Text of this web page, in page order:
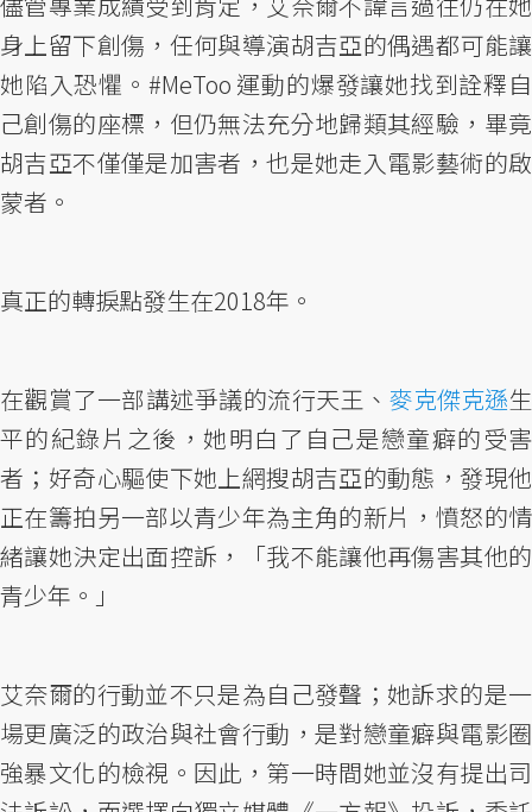
身上留下創傷，任何與導演胡吉亞的偶遇都可能讓
她陷入恐懼。#MeToo 運動的爆發讓她找到詮釋自
己創傷的座標，但仍無法充分地歸類其經驗，畢竟
胡吉亞不僅僅是加害者，也是她走入電影藝術的啟
蒙者。
真正的轉捩點發生在2018年。
在觀賞了一部講述爭議的流行天王、 麥克傑克遜生
平的紀錄片之後，她明白了自己是戀童癖的受害
者；好奇心驅使下她上網搜胡吉亞的動態，發現他
正在籌拍另一部以青少年為主角的新片，憤怒的情
緒讓她決定出面控訴，「我不能讓他再傷害其他的
青少年。」
艾奈爾的行動並不只是為自己發聲；她訴求的是一
場更廣泛的政治與社會行動，是對戀童癖與電影圈
強暴文化的檢視。因此，第一時間她並沒有提出司